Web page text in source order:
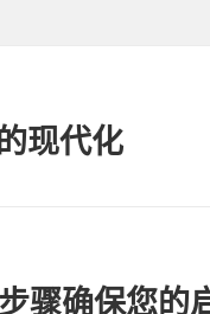
现代化
骤确保您的